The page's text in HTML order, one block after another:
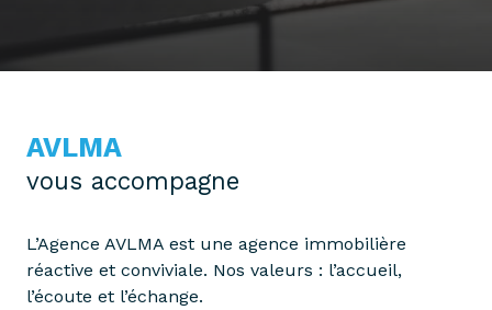
AVLMA
vous accompagne
L’Agence AVLMA est une agence immobilière
réactive et conviviale. Nos valeurs : l’accueil,
l’écoute et l’échange.